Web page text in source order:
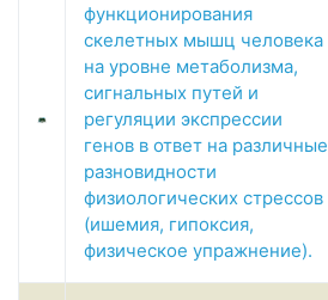
функционирования
скелетных мышц человека
на уровне метаболизма,
сигнальных путей и
регуляции экспрессии
генов в ответ на различные
разновидности
физиологических стрессов
(ишемия, гипоксия,
физическое упражнение).